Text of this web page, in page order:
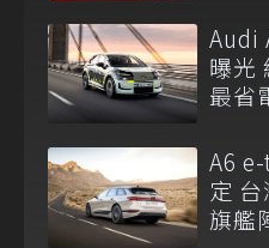
Audi
曝光
最省
A6
定
旗艦